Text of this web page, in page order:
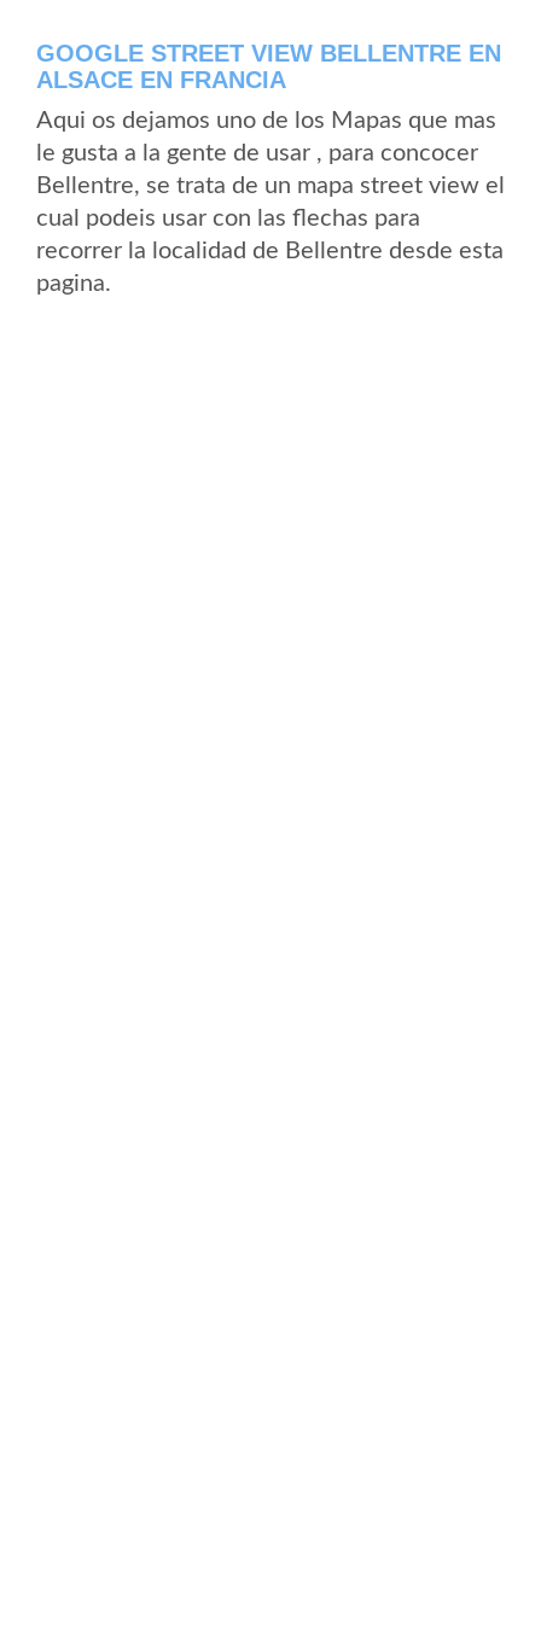
GOOGLE STREET VIEW BELLENTRE EN
ALSACE EN FRANCIA
Aqui os dejamos uno de los Mapas que mas
le gusta a la gente de usar , para concocer
Bellentre, se trata de un mapa street view el
cual podeis usar con las flechas para
recorrer la localidad de Bellentre desde esta
pagina.